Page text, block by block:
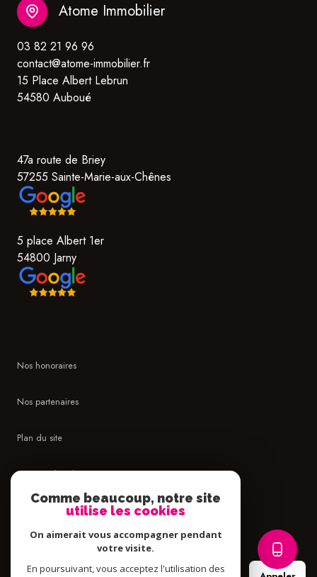
Atome Immobilier
03 82 21 96 96
contact@atome-immobilier.fr
15 Place Albert Lebrun
54580 Auboué
47a route de Briey
57255 Sainte-Marie-aux-Chênes
5 place Albert 1er
54800 Jarny
Nos honoraires
Nos partenaires
Plan du site
Mentions légales
Comme beaucoup, notre site
utilise les cookies
On aimerait vous accompagner pendant
votre visite.
En poursuivant, vous acceptez l'utilisation des